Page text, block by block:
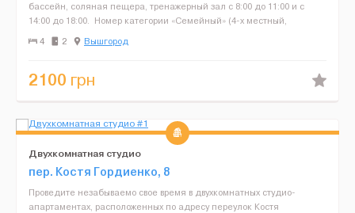
бассейн, соляная пещера, тренажерный зал с 8:00 до 11:00 и с
14:00 до 18:00. Номер категории «Семейный» (4-х местный,
двухкомнатный) жилой площадью 30...
4 2 Вышгород
2100 грн
Двухкомнатная студио
пер. Костя Гордиенко, 8
Проведите незабываемо свое время в двухкомнатных студио-
апартаментах, расположенных по адресу переулок Костя